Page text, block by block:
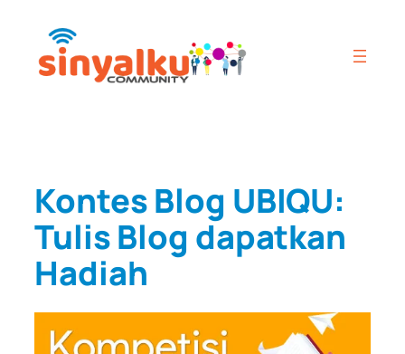
content
Kontes Blog UBIQU:
Tulis Blog dapatkan
Hadiah